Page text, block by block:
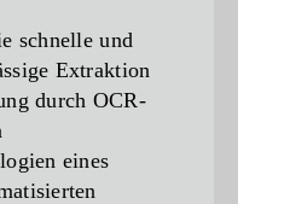
schnelle und
Extraktion
durch OCR-
eines